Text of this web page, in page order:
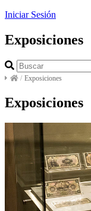
Iniciar Sesión
Exposiciones
/ Exposiciones
Exposiciones